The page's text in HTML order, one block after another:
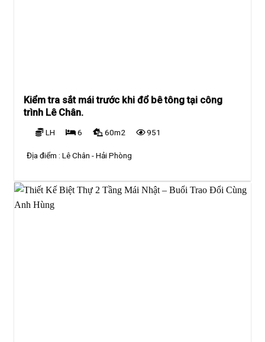
Kiểm tra sắt mái trước khi đổ bê tông tại công
trình Lê Chân.
LH 6 60m2 951
Địa điểm :Lê Chân - Hải Phòng